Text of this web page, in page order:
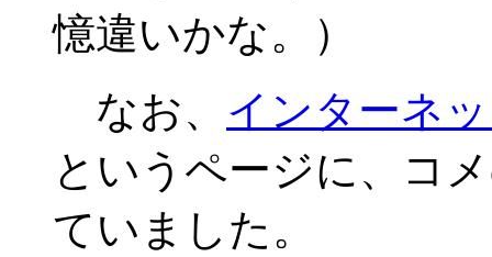
憶違いかな。）
なお、 インターネ
というページに、コ
ていました。